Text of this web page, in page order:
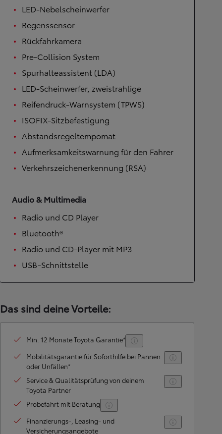
LED-Nebelscheinwerfer
Regenssensor
Rückfahrkamera
Pre-Collision System
Spurhalteassistent (LDA)
LED-Scheinwerfer, zweistrahlige
Reifendruck-Warnsystem (TPWS)
ISOFIX-Sitzbefestigung
Abstandsregeltempomat
Aufmerksamkeitswarnung für den Fahrer
Verkehrszeichenerkennung (RSA)
Audio & Multimedia
Radio und CD Player
Bluetooth®
Radio und CD-Player mit MP3
USB-Schnittstelle
Das sind deine Vorteile:
Min. 12 Monate Toyota Garantie*
Mobilitätsgarantie für Soforthilfe bei Pannen
oder Unfällen*
Service & Qualitätsprüfung von deinem
Toyota Partner
Probefahrt mit Beratung
Finanzierungs-, Leasing- und
Versicherungsangebote